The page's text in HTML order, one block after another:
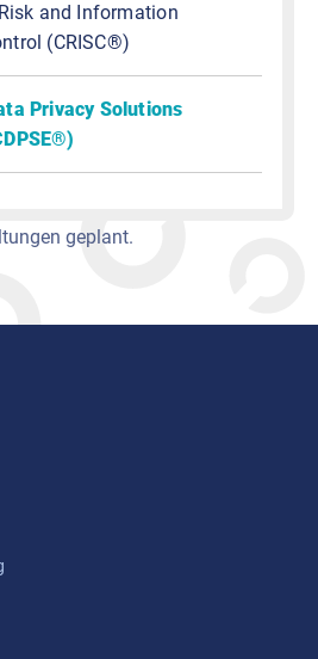
and Information
(CRISC®)
Privacy Solutions
geplant.